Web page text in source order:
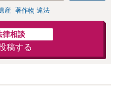
産 著作物 違法
律相談
稿する